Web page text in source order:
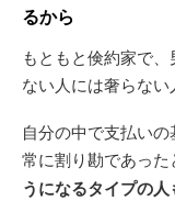
るから
もともと倹約家で
ない人には奢らない
自分の中で支払い
常に割り勘であった
うになるタイプの人